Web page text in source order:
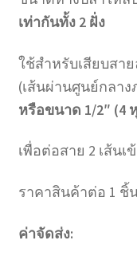
เท่ากันทั้ง 2 ฝั่ง
ใช้สำหรับเสียบสา
(เส้นผ่านศูนย์กลา
หรือขนาด 1/2″ (4
เพื่อต่อสาย 2 เส้น
ราคาสินค้าต่อ 1 ชิ้
ค่าจัดส่ง: